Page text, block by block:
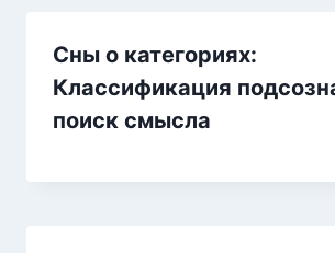
Сны о категориях:
Классификация
поиск смысла